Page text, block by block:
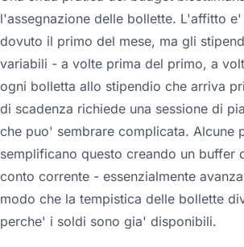
l'assegnazione delle bollette. L'affitto
dovuto il primo del mese, ma gli
variabili - a volte prima del primo, a
ogni bolletta allo stipendio che arriva
di scadenza richiede una sessione di
che puo' sembrare complicata. Alcune
semplificano questo creando un buffer
conto corrente - essenzialmente
modo che la tempistica delle bollette
perche' i soldi sono gia' disponibili.